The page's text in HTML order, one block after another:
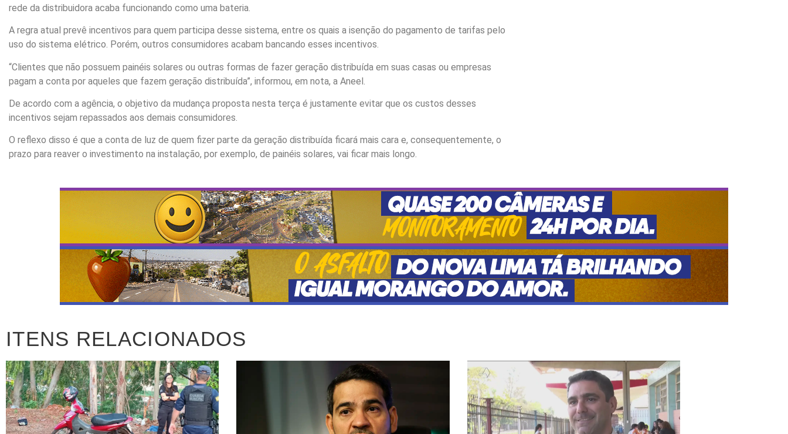
rede da distribuidora acaba funcionando como uma bateria.
A regra atual prevê incentivos para quem participa desse sistema, entre os quais a isenção do pagamento de tarifas pelo
uso do sistema elétrico. Porém, outros consumidores acabam bancando esses incentivos.
“Clientes que não possuem painéis solares ou outras formas de fazer geração distribuída em suas casas ou empresas
pagam a conta por aqueles que fazem geração distribuída”, informou, em nota, a Aneel.
De acordo com a agência, o objetivo da mudança proposta nesta terça é justamente evitar que os custos desses
incentivos sejam repassados aos demais consumidores.
O reflexo disso é que a conta de luz de quem fizer parte da geração distribuída ficará mais cara e, consequentemente, o
prazo para reaver o investimento na instalação, por exemplo, de painéis solares, vai ficar mais longo.
ITENS RELACIONADOS